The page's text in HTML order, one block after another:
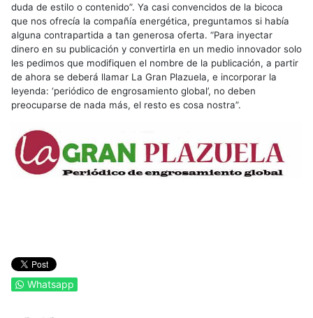
duda de estilo o contenido”. Ya casi convencidos de la bicoca
que nos ofrecía la compañía energética, preguntamos si había
alguna contrapartida a tan generosa oferta. “Para inyectar
dinero en su publicación y convertirla en un medio innovador solo
les pedimos que modifiquen el nombre de la publicación, a partir
de ahora se deberá llamar La Gran Plazuela, e incorporar la
leyenda: ‘periódico de engrosamiento global’, no deben
preocuparse de nada más, el resto es cosa nostra”.
Whatsapp